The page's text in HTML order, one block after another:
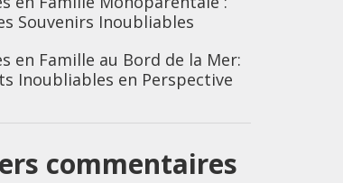
Souvenirs Inoubliables
en Famille au Bord de la Mer:
Inoubliables en Perspective
commentaires